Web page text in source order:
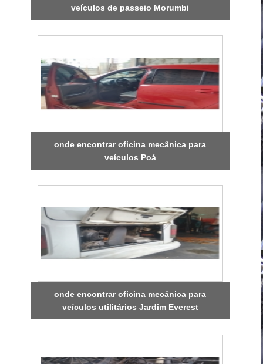
veículos de passeio Morumbi
onde encontrar oficina mecânica para
veículos Poá
onde encontrar oficina mecânica para
veículos utilitários Jardim Everest